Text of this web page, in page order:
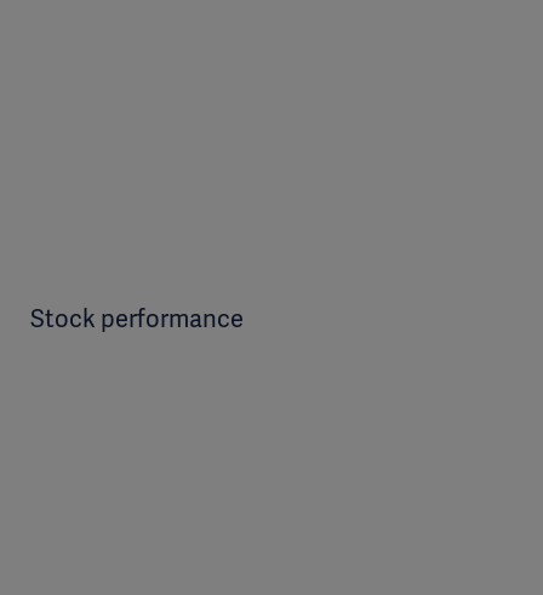
Stock performance